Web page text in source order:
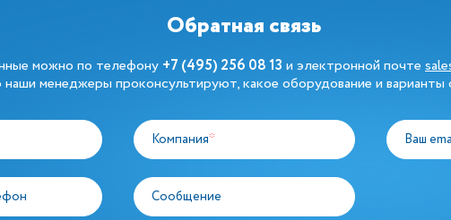
Обратная связь
можно по телефону +7 (495) 256 08 13 и электронной почте
менеджеры проконсультируют, какое оборудование и варианты
Компания* Ваш
Сообщение